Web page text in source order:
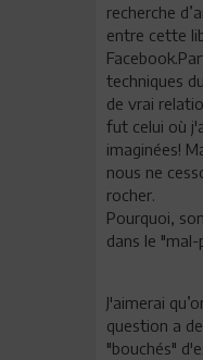
recherche
entre cette
techniques
de vrai
fut celui où
imaginées!
nous ne
rocher.
Pourquoi,
dans le
J'aimerai
question a
"bouchés"